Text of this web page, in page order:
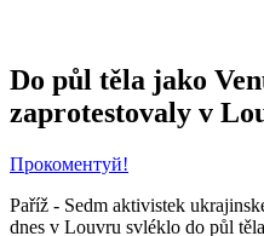
Do půl těla jako
zaprotestovaly v
Прокоментуй!
Paříž - Sedm aktivistek
dnes v Louvru svléklo do půl